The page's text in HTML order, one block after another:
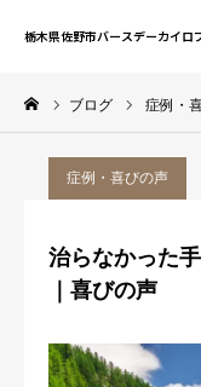
栃木県佐野市バースデーカイロ
ブログ 症例・
症例・喜びの声
治らなかった
｜喜びの声
栃木県佐野市バースデーカイロ
お問い合わせ
サイト一覧
ホーム